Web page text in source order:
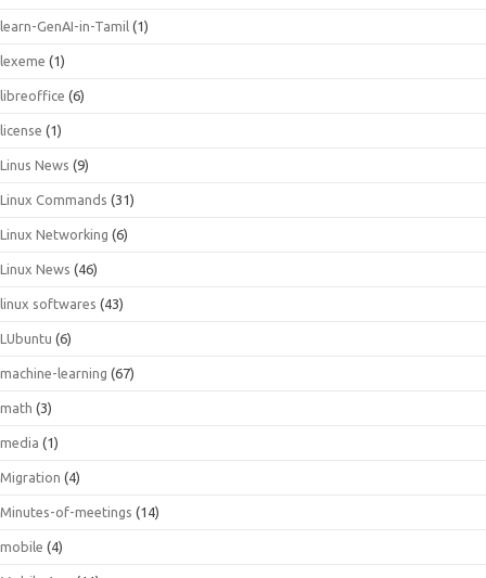
learn-GenAI-in-Tamil (1)
lexeme (1)
libreoffice (6)
license (1)
Linus News (9)
Linux Commands (31)
Linux Networking (6)
Linux News (46)
linux softwares (43)
LUbuntu (6)
machine-learning (67)
math (3)
media (1)
Migration (4)
Minutes-of-meetings (14)
mobile (4)